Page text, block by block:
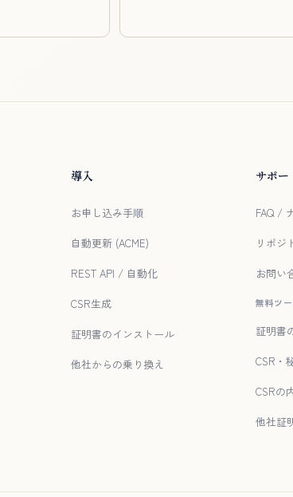
導入
お申し込み手順
自動更新 (ACME)
REST API / 自動化
CSR生成
証明書のインストール
他社からの乗り換え
サポー
FAQ /
リポジ
お問い
無料ツ
証明書
CSR・
CSRの
他社証